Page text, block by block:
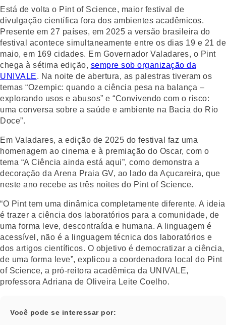
Está de volta o Pint of Science, maior festival de
divulgação científica fora dos ambientes acadêmicos.
Presente em 27 países, em 2025 a versão brasileira do
festival acontece simultaneamente entre os dias 19 e 21 de
maio, em 169 cidades. Em Governador Valadares, o Pint
chega à sétima edição, sempre sob organização da
UNIVALE. Na noite de abertura, as palestras tiveram os
temas “Ozempic: quando a ciência pesa na balança –
explorando usos e abusos” e “Convivendo com o risco:
uma conversa sobre a saúde e ambiente na Bacia do Rio
Doce”.
Em Valadares, a edição de 2025 do festival faz uma
homenagem ao cinema e à premiação do Oscar, com o
tema “A Ciência ainda está aqui”, como demonstra a
decoração da Arena Praia GV, ao lado da Açucareira, que
neste ano recebe as três noites do Pint of Science.
“O Pint tem uma dinâmica completamente diferente. A ideia
é trazer a ciência dos laboratórios para a comunidade, de
uma forma leve, descontraída e humana. A linguagem é
acessível, não é a linguagem técnica dos laboratórios e
dos artigos científicos. O objetivo é democratizar a ciência,
de uma forma leve”, explicou a coordenadora local do Pint
of Science, a pró-reitora acadêmica da UNIVALE,
professora Adriana de Oliveira Leite Coelho.
Você pode se interessar por: